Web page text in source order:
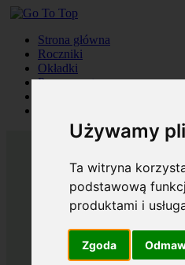
Używamy
Ta witryna
podstawową
produktami i
Zgoda
Strona główna
Roczniki
Okładki
Prenumerata